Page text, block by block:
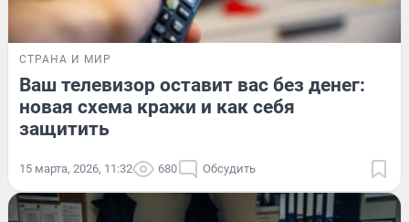
СТРАНА И МИР
Ваш телевизор оставит вас без денег:
новая схема кражи и как себя
защитить
15 марта, 2026, 11:32 680 Обсудить